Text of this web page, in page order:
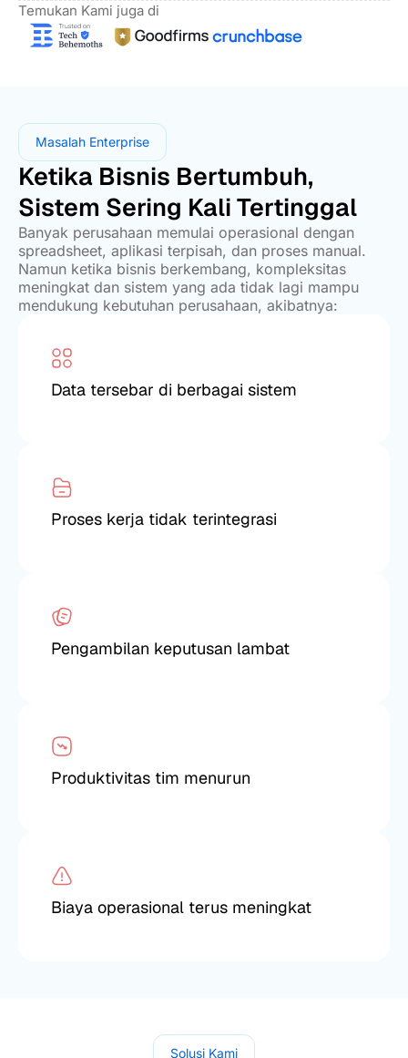
Temukan Kami juga di
Masalah Enterprise
Ketika Bisnis Bertumbuh,
Sistem Sering Kali Tertinggal
Banyak perusahaan memulai operasional dengan
spreadsheet, aplikasi terpisah, dan proses manual.
Namun ketika bisnis berkembang, kompleksitas
meningkat dan sistem yang ada tidak lagi mampu
mendukung kebutuhan perusahaan, akibatnya:
Data tersebar di berbagai sistem
Proses kerja tidak terintegrasi
Pengambilan keputusan lambat
Produktivitas tim menurun
Biaya operasional terus meningkat
Solusi Kami